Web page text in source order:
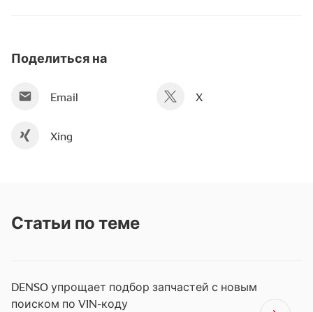
Поделиться на
Email X
Xing
Статьи по теме
DENSO упрощает подбор запчастей с новым
поиском по VIN-коду